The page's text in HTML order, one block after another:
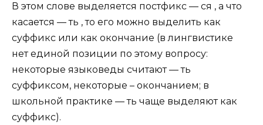
В этом слове выделяется постфикс — ся , а что
касается — ть , то его можно выделить как
суффикс или как окончание (в лингвистике
нет единой позиции по этому вопросу:
некоторые языковеды считают — ть
суффиксом, некоторые – окончанием; в
школьной практике — ть чаще выделяют как
суффикс).